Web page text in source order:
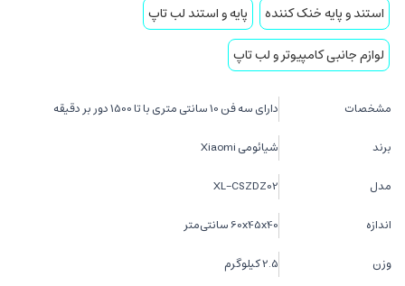
استند و پايه خنک کننده
پایه و استند لب تاپ
لوازم جانبی کامپیوتر و لب تاپ
مشخصات دارای سه فن 10 سانتی متری با تا 1500 دور بر دقیقه
برند شیائومی Xiaomi
مدل XL-CSZDZ02
اندازه 60x45x40 سانتی‌متر
وزن 2.5 کیلو‌گرم